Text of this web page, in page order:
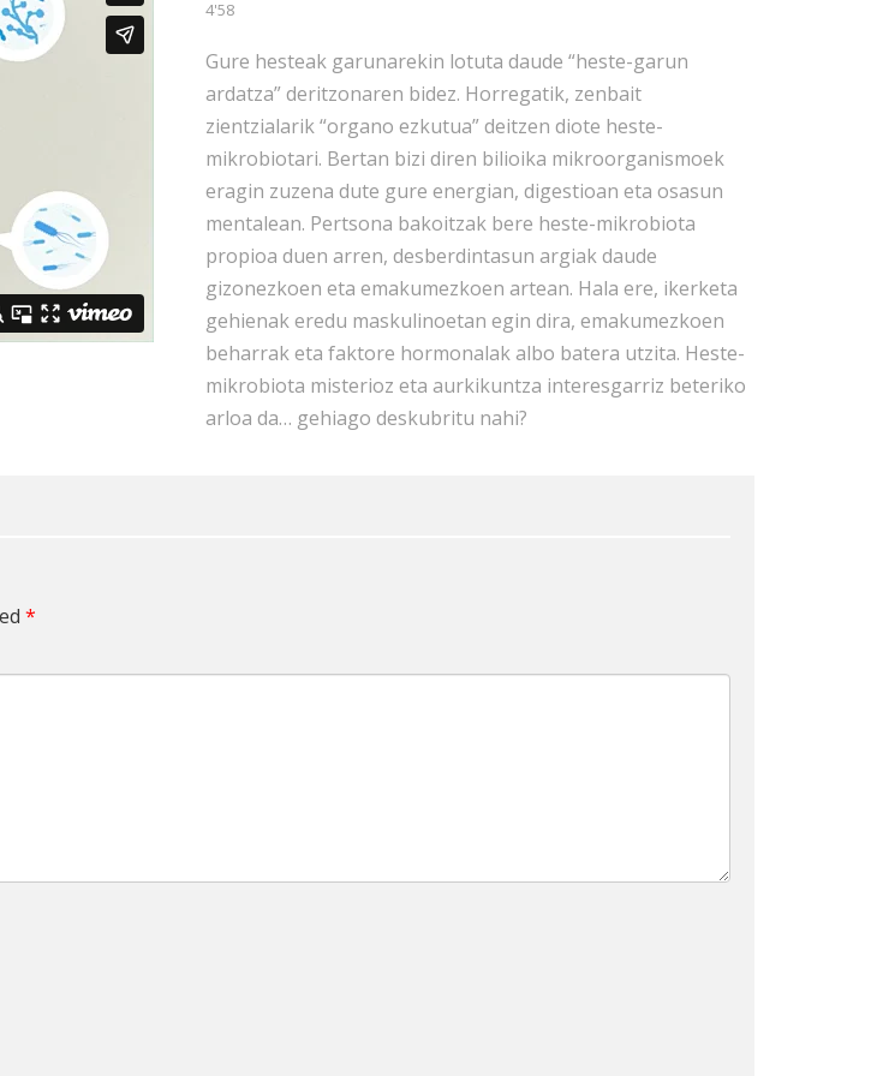
4'58
Gure hesteak garunarekin lotuta daude “heste-garun
ardatza” deritzonaren bidez. Horregatik, zenbait
zientzialarik “organo ezkutua” deitzen diote heste-
mikrobiotari. Bertan bizi diren bilioika mikroorganismoek
eragin zuzena dute gure energian, digestioan eta osasun
mentalean. Pertsona bakoitzak bere heste-mikrobiota
propioa duen arren, desberdintasun argiak daude
gizonezkoen eta emakumezkoen artean. Hala ere, ikerketa
gehienak eredu maskulinoetan egin dira, emakumezkoen
beharrak eta faktore hormonalak albo batera utzita. Heste-
mikrobiota misterioz eta aurkikuntza interesgarriz beteriko
arloa da… gehiago deskubritu nahi?
*